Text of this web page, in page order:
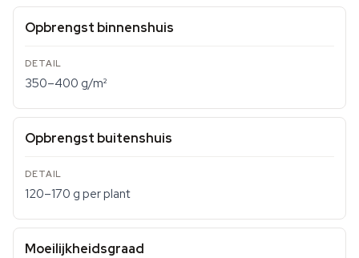
Opbrengst binnenshuis
350–400 g/m²
Opbrengst buitenshuis
120–170 g per plant
Moeilijkheidsgraad